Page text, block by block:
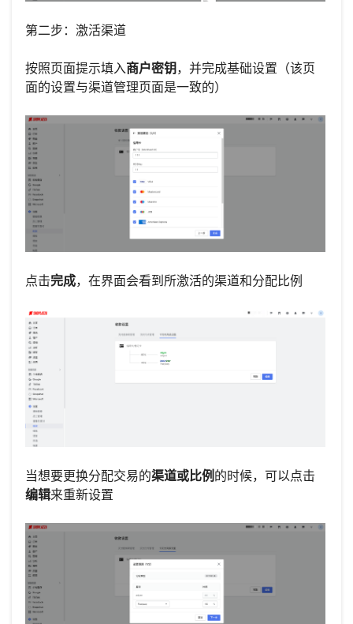
第二步：激活渠道
按照页面提示填入商户密钥，并完成基础设置（该页
面的设置与渠道管理页面是一致的）
点击完成，在界面会看到所激活的渠道和分配比例
当想要更换分配交易的渠道或比例的时候，可以点击
编辑来重新设置